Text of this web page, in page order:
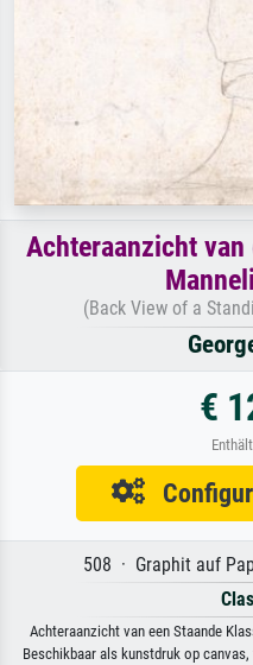
Achteraanzicht van
(Back View of a
€
508 · Graphit auf
Achteraanzicht van een Staande
Beschikbaar als kunstdruk op